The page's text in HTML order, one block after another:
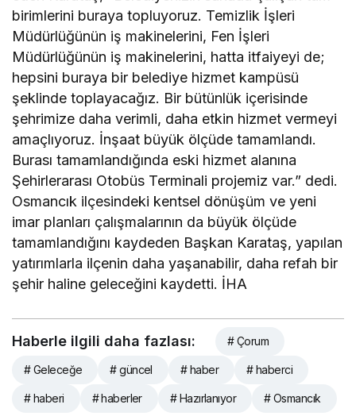
birimlerini buraya topluyoruz. Temizlik İşleri
Müdürlüğünün iş makinelerini, Fen İşleri
Müdürlüğünün iş makinelerini, hatta itfaiyeyi de;
hepsini buraya bir belediye hizmet kampüsü
şeklinde toplayacağız. Bir bütünlük içerisinde
şehrimize daha verimli, daha etkin hizmet vermeyi
amaçlıyoruz. İnşaat büyük ölçüde tamamlandı.
Burası tamamlandığında eski hizmet alanına
Şehirlerarası Otobüs Terminali projemiz var.” dedi.
Osmancık ilçesindeki kentsel dönüşüm ve yeni
imar planları çalışmalarının da büyük ölçüde
tamamlandığını kaydeden Başkan Karataş, yapılan
yatırımlarla ilçenin daha yaşanabilir, daha refah bir
şehir haline geleceğini kaydetti. İHA
Haberle ilgili daha fazlası: # Çorum
# Geleceğe # güncel # haber # haberci
# haberi # haberler # Hazırlanıyor # Osmancık